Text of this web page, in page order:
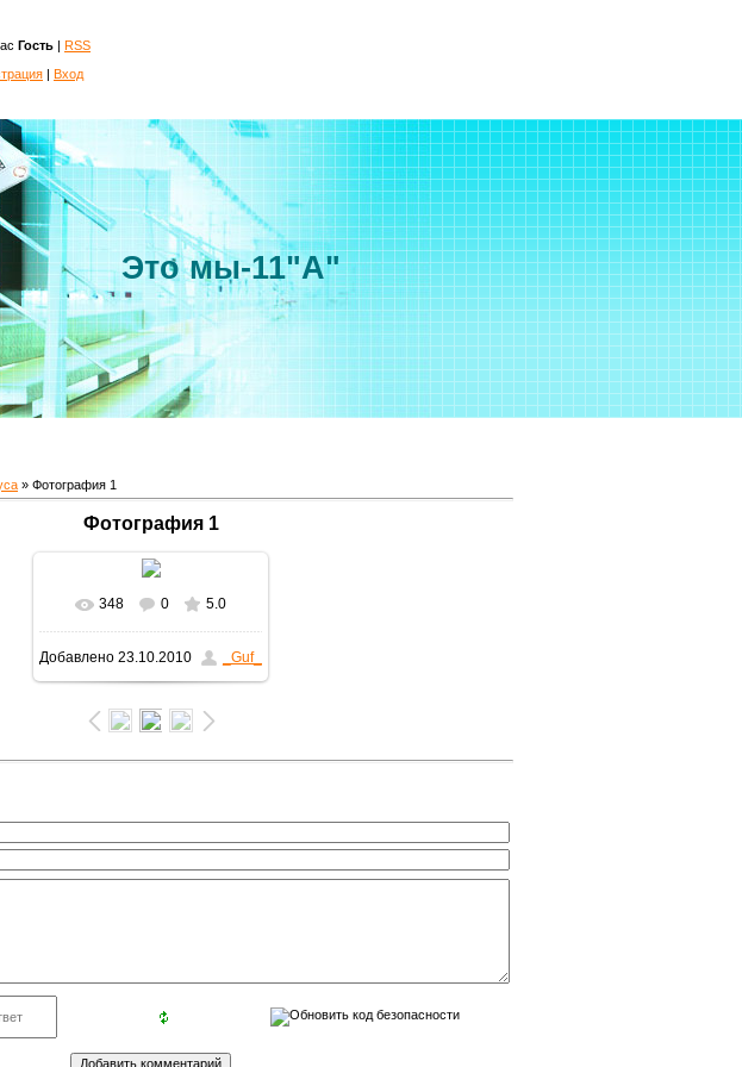
Гость | RSS
| Вход
Это мы-11"А"
» Фотография 1
Фотография 1
348 0 5.0
Добавлено 23.10.2010 _Guf_